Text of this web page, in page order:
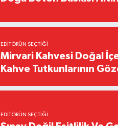
EDITÖRÜN SEÇTIĞI
Mirvari Kahvesi Doğal
Kahve Tutkunlarının
EDITÖRÜN SEÇTIĞI